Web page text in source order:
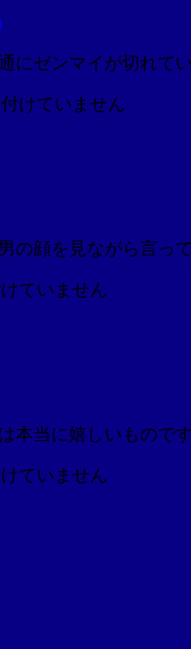
にゼンマイが切れて
けていません
の顔を見ながら言っ
ていません
本当に嬉しいもので
ていません